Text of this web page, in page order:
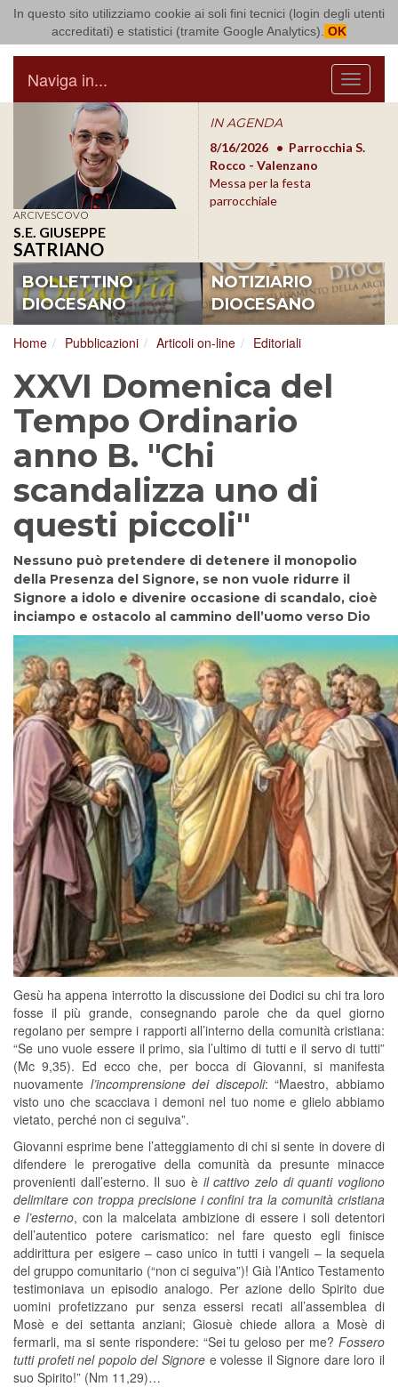
In questo sito utilizziamo cookie ai soli fini tecnici (login degli utenti
accreditati) e statistici (tramite Google Analytics). OK
Arcidiocesi di Bari Bitonto
Menu
Naviga in...
ARCIVESCOVO
S.E. GIUSEPPE
SATRIANO
IN AGENDA
8/17/2026
Conversano
Conferenza Episcopale
Pugliese
8/16/2026
Parrocchia S.
Rocco - Valenzano
Messa per la festa
parrocchiale
BOLLETTINO
DIOCESANO
NOTIZIARIO
DIOCESANO
Home Pubblicazioni Articoli on-line Editoriali
XXVI Domenica del
Tempo Ordinario
anno B. "Chi
scandalizza uno di
questi piccoli"
Nessuno può pretendere di detenere il monopolio
della Presenza del Signore, se non vuole ridurre il
Signore a idolo e divenire occasione di scandalo, cioè
inciampo e ostacolo al cammino dell’uomo verso Dio
Gesù ha appena interrotto la discussione dei Dodici su chi tra loro
fosse il più grande, consegnando parole che da quel giorno
regolano per sempre i rapporti all’interno della comunità cristiana:
“Se uno vuole essere il primo, sia l’ultimo di tutti e il servo di tutti”
(Mc 9,35). Ed ecco che, per bocca di Giovanni, si manifesta
nuovamente l’incomprensione dei discepoli: “Maestro, abbiamo
visto uno che scacciava i demoni nel tuo nome e glielo abbiamo
vietato, perché non ci seguiva”.
Giovanni esprime bene l’atteggiamento di chi si sente in dovere di
difendere le prerogative della comunità da presunte minacce
provenienti dall’esterno. Il suo è il cattivo zelo di quanti vogliono
delimitare con troppa precisione i confini tra la comunità cristiana
e l’esterno, con la malcelata ambizione di essere i soli detentori
dell’autentico potere carismatico: nel fare questo egli finisce
addirittura per esigere – caso unico in tutti i vangeli – la sequela
del gruppo comunitario (“non ci seguiva”)! Già l’Antico Testamento
testimoniava un episodio analogo. Per azione dello Spirito due
uomini profetizzano pur senza essersi recati all’assemblea di
Mosè e dei settanta anziani; Giosuè chiede allora a Mosè di
fermarli, ma si sente rispondere: “Sei tu geloso per me? Fossero
tutti profeti nel popolo del Signoree volesse il Signore dare loro il
suo Spirito!” (Nm 11,29)…